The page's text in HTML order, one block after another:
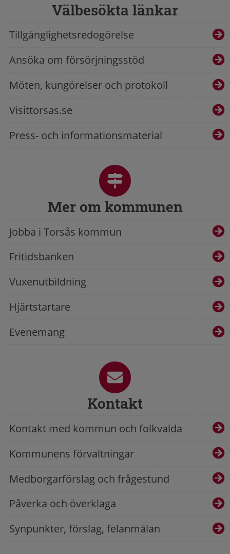
Välbesökta länkar
Tillgänglighetsredogörelse
Ansöka om försörjningsstöd
Möten, kungörelser och protokoll
Visittorsas.se
Press- och informationsmaterial
Mer om kommunen
Jobba i Torsås kommun
Fritidsbanken
Vuxenutbildning
Hjärtstartare
Evenemang
Kontakt
Kontakt med kommun och folkvalda
Kommunens förvaltningar
Medborgarförslag och frågestund
Påverka och överklaga
Synpunkter, förslag, felanmälan